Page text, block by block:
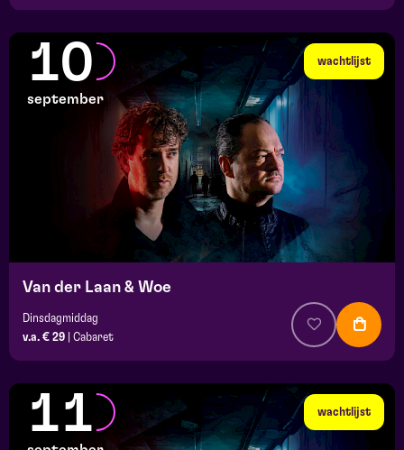
wachtlijst
10
september
Van der Laan & Woe
Dinsdagmiddag
v.a. € 29
Cabaret
wachtlijst
11